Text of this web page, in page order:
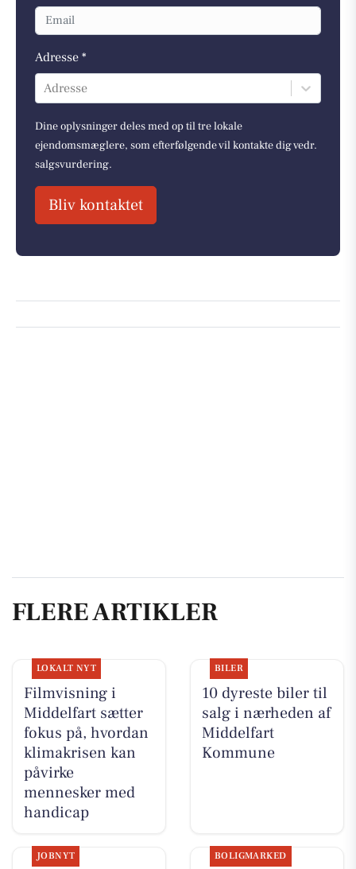
Adresse *
Adresse
Dine oplysninger deles med op til tre lokale
ejendomsmæglere, som efterfølgende vil kontakte dig vedr.
salgsvurdering.
Bliv kontaktet
FLERE ARTIKLER
LOKALT NYT
Filmvisning i
Middelfart sætter
fokus på, hvordan
klimakrisen kan
påvirke
mennesker med
handicap
BILER
10 dyreste biler til
salg i nærheden af
Middelfart
Kommune
JOBNYT BOLIGMARKED